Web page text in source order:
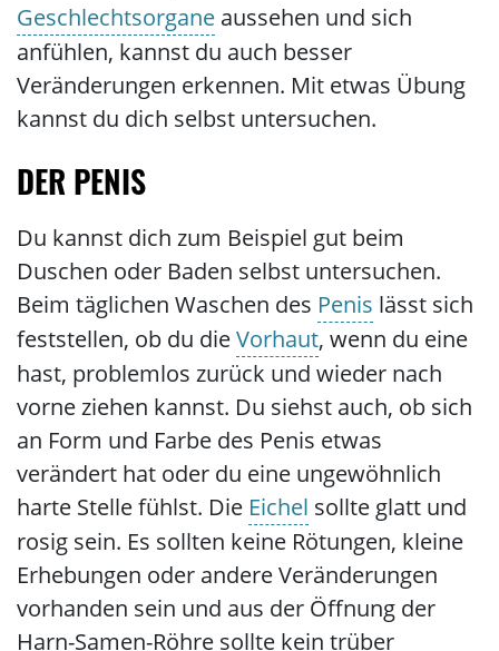
Geschlechtsorgane aussehen und sich
anfühlen, kannst du auch besser
Veränderungen erkennen. Mit etwas Übung
kannst du dich selbst untersuchen.
DER PENIS
Du kannst dich zum Beispiel gut beim
Duschen oder Baden selbst untersuchen.
Beim täglichen Waschen des Penis lässt sich
feststellen, ob du dieVorhaut, wenn du eine
hast, problemlos zurück und wieder nach
vorne ziehen kannst. Du siehst auch, ob sich
an Form und Farbe des Penis etwas
verändert hat oder du eine ungewöhnlich
harte Stelle fühlst. Die Eichel sollte glatt und
rosig sein. Es sollten keine Rötungen, kleine
Erhebungen oder andere Veränderungen
vorhanden sein und aus der Öffnung der
Harn-Samen-Röhre sollte kein trüber